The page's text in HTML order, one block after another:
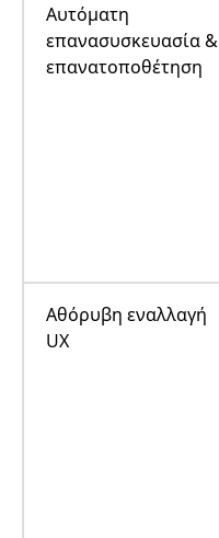
Αυτόματη
επανασυσκευασία &
επανατοποθέτηση
Αθόρυβη εναλλαγή
UX